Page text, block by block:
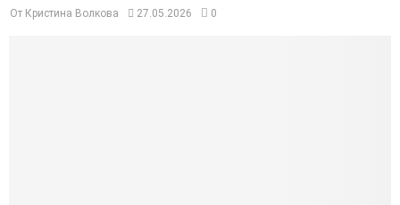
От Кристина Волкова 27.05.2026 0